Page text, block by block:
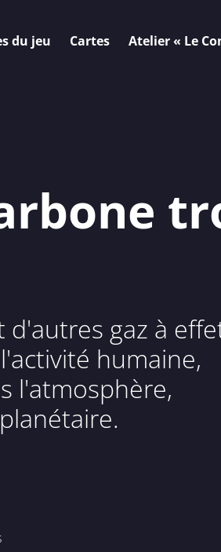
du jeu Cartes Atelier « Le
d'autres gaz à
humaine,
l'atmosphère,